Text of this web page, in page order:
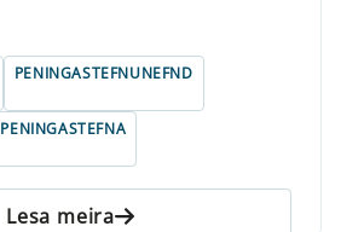
PENINGASTEFNUNEFND
PENINGASTEFNA
Lesa meira